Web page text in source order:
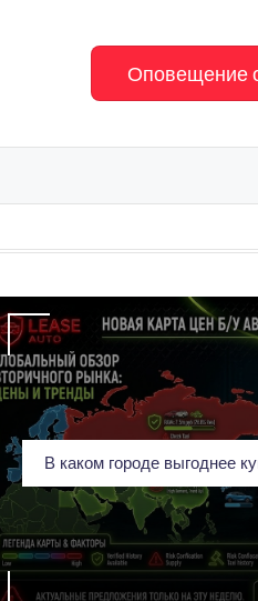
Оповещение
В каком городе выгоднее